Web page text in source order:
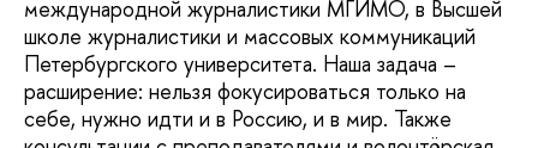
международной журналистики МГИМО, в Высшей
школе журналистики и массовых коммуникаций
Петербургского университета. Наша задача –
расширение: нельзя фокусироваться только на
себе, нужно идти и в Россию, и в мир. Также